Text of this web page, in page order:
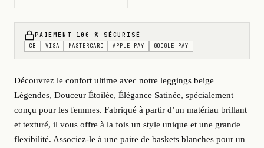
PAIEMENT 100 % SÉCURISÉ
CB VISA MASTERCARD APPLE PAY GOOGLE PAY
Découvrez le confort ultime avec notre leggings beige
Légendes, Douceur Étoilée, Élégance Satinée, spécialement
conçu pour les femmes. Fabriqué à partir d’un matériau brillant
et texturé, il vous offre à la fois un style unique et une grande
flexibilité. Associez-le à une paire de baskets blanches pour un